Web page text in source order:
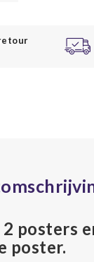
2 posters
poster.